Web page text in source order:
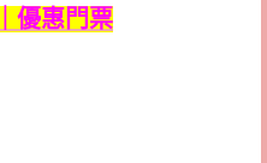
優惠門票